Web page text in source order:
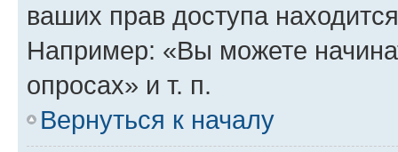
ваших прав доступа
Например: «Вы можете
опросах» и т. п.
Вернуться к началу